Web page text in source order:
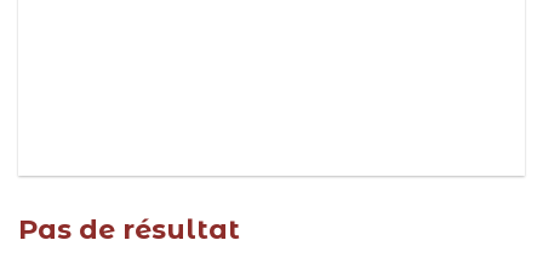
Pas de résultat